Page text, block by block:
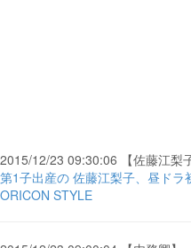
2015/12/23 09:30:06 【佐藤江梨
第1子出産の 佐藤江梨子、昼ド
ORICON STYLE